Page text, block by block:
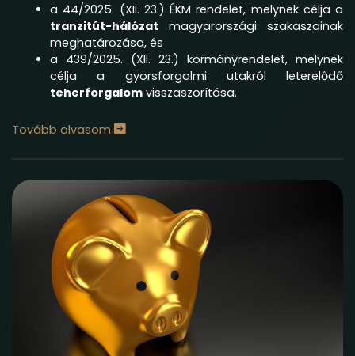
a 44/2025. (XII. 23.) ÉKM rendelet, melynek célja a
tranzitút-hálózat magyarországi szakaszainak
meghatározása, és
a 439/2025. (XII. 23.) kormányrendelet, melynek
célja a gyorsforgalmi utakról leterelődő
teherforgalom visszaszorítása.
Tovább olvasom